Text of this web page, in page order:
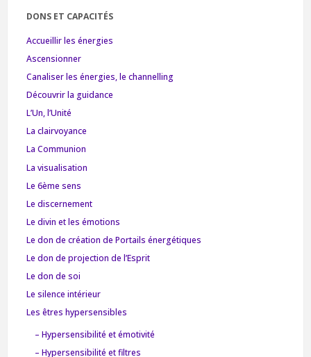
DONS ET CAPACITÉS
Accueillir les énergies
Ascensionner
Canaliser les énergies, le channelling
Découvrir la guidance
L’Un, l’Unité
La clairvoyance
La Communion
La visualisation
Le 6ème sens
Le discernement
Le divin et les émotions
Le don de création de Portails énergétiques
Le don de projection de l’Esprit
Le don de soi
Le silence intérieur
Les êtres hypersensibles
– Hypersensibilité et émotivité
– Hypersensibilité et filtres